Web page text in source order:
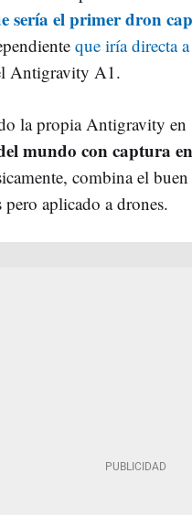
sería el primer dron
que iría directa
Antigravity A1.
la propia Antigravity
mundo con captura
combina el
aplicado a drones.